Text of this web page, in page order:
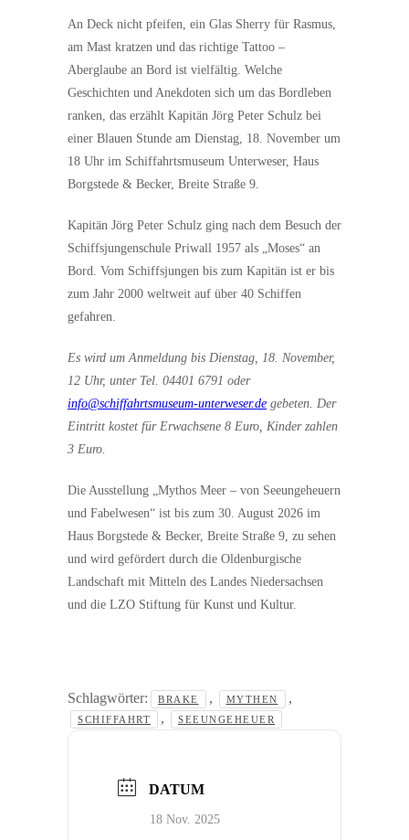
An Deck nicht pfeifen, ein Glas Sherry für Rasmus,
am Mast kratzen und das richtige Tattoo –
Aberglaube an Bord ist vielfältig. Welche
Geschichten und Anekdoten sich um das Bordleben
ranken, das erzählt Kapitän Jörg Peter Schulz bei
einer Blauen Stunde am Dienstag, 18. November um
18 Uhr im Schiffahrtsmuseum Unterweser, Haus
Borgstede & Becker, Breite Straße 9.
Kapitän Jörg Peter Schulz ging nach dem Besuch der
Schiffsjungenschule Priwall 1957 als „Moses“ an
Bord. Vom Schiffsjungen bis zum Kapitän ist er bis
zum Jahr 2000 weltweit auf über 40 Schiffen
gefahren.
Es wird um Anmeldung bis Dienstag, 18. November,
12 Uhr, unter Tel. 04401 6791 oder
info@schiffahrtsmuseum-unterweser.de gebeten. Der
Eintritt kostet für Erwachsene 8 Euro, Kinder zahlen
3 Euro.
Die Ausstellung „Mythos Meer – von Seeungeheuern
und Fabelwesen“ ist bis zum 30. August 2026 im
Haus Borgstede & Becker, Breite Straße 9, zu sehen
und wird gefördert durch die Oldenburgische
Landschaft mit Mitteln des Landes Niedersachsen
und die LZO Stiftung für Kunst und Kultur.
Schlagwörter: BRAKE , MYTHEN ,
SCHIFFAHRT , SEEUNGEHEUER
DATUM
18 Nov. 2025